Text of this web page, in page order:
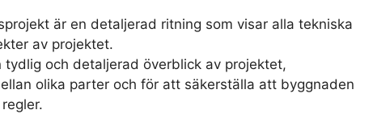
är en detaljerad ritning som visar alla tekniska
av projektet.
och detaljerad överblick av projektet,
olika parter och för att säkerställa att byggnaden